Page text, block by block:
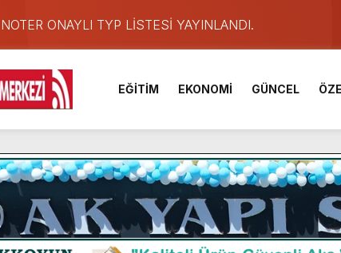
NOTER ONAYLI TYP LİSTESİ YAYINLANDI.
KAFUM Fuar Alanı Bulut ve Yavuz’un Ezgileriyle Şenlendi.
Afşinli bir hemşehrimizin de olduğu Filistin Konvoyu,
Madrigal, Perşembe Günü KAFUM’da Sahne Alacak.
KEDİNİZ Mİ VAR?
Cumhurbaşkanı Erdoğan, Ayser Çalık Ortaokulu
Afşin Heyetinden Kaymakam Muammer Sarıdoğan’a
Vatandaşlardan Ağustos Fuarı’na Tam Not.
Pusula Maraş Kamplarında 2 Bin Genç Doğa ve Bilimle
EĞİTİM EKONOMİ GÜNCEL